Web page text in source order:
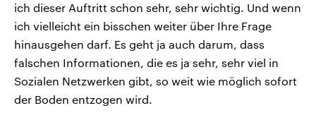
ich dieser Auftritt schon sehr, sehr wichtig. Und wenn
ich vielleicht ein bisschen weiter über Ihre Frage
hinausgehen darf. Es geht ja auch darum, dass
falschen Informationen, die es ja sehr, sehr viel in
Sozialen Netzwerken gibt, so weit wie möglich sofort
der Boden entzogen wird.